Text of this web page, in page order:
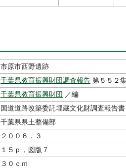
市原市西野遺跡
千葉県教育振興財団調査報告 第５５２
千葉県教育振興財団 ／編
国道道路改築委託埋蔵文化財調査報告書
千葉県県土整備部
２００６．３
１５ｐ，図版７
３０ｃｍ